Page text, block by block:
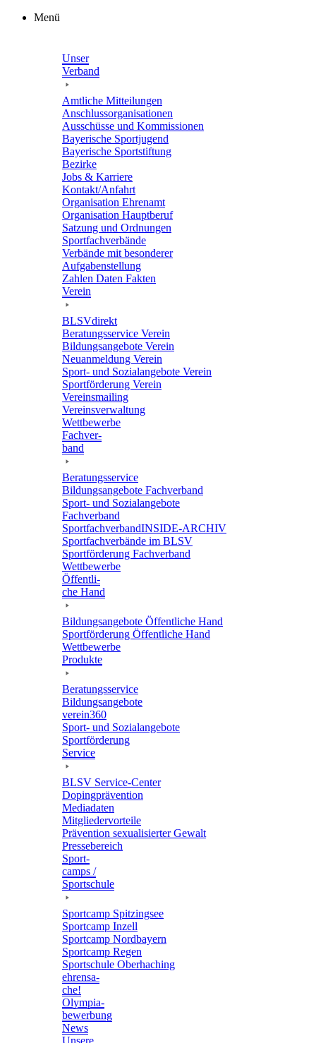
Zum
Menü
Unser
Verband
Amtli­che Mitteilungen
Anschluss­or­ga­ni­sa­tio­nen
Ausschüsse und Kommissionen
Baye­ri­sche Sportjugend
Baye­ri­sche Sportstiftung
Bezirke
Jobs & Karriere
Kontakt/​​Anfahrt
Orga­ni­sa­tion Ehrenamt
Orga­ni­sa­tion Hauptberuf
Satzung und Ordnungen
Sport­fach­ver­bände
Verbände mit beson­de­rer
Aufgabenstellung
Zahlen Daten Fakten
Verein
BLSVdi­rekt
Bera­tungs­ser­vice Verein
Bildungs­an­ge­bote Verein
Neuan­mel­dung Verein
Sport- und Sozi­al­an­ge­bote Verein
Sport­för­de­rung Verein
Vereins­mai­ling
Vereins­ver­wal­tung
Wett­be­werbe
Fach­ver­
band
Bera­tungs­ser­vice
Bildungs­an­ge­bote Fachverband
Sport- und Sozi­al­an­ge­bote
Fachverband
Sport­fach­ver­ban­d­IN­SIDE-ARCHIV
Sport­fach­ver­bände im BLSV
Sport­för­de­rung Fachverband
Wett­be­werbe
Öffent­li­
che Hand
Bildungs­an­ge­bote Öffent­li­che Hand
Sport­för­de­rung Öffent­li­che Hand
Wett­be­werbe
Produkte
Bera­tungs­ser­vice
Bildungs­an­ge­bote
verein360
Sport- und Sozialangebote
Sport­för­de­rung
Service
BLSV Service-Center
Doping­prä­ven­tion
Media­da­ten
Mitglie­der­vor­teile
Präven­tion sexua­li­sier­ter Gewalt
Pres­se­be­reich
Sport­
camps /
Sportschule
Sport­camp Spitzingsee
Sport­camp Inzell
Sport­camp Nordbayern
Sport­camp Regen
Sport­schule Oberhaching
ehren­sa­
che!
Olym­pia­
be­wer­bung
News
Unsere